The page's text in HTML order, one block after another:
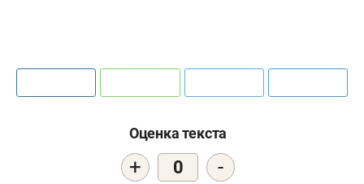
Оценка текста
+ 0 -